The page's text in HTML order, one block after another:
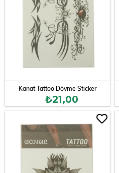
Kanat Tattoo Dövme Sticker
₺21,00